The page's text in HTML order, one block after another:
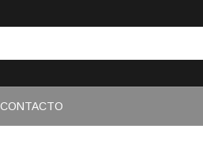
CONTACTO